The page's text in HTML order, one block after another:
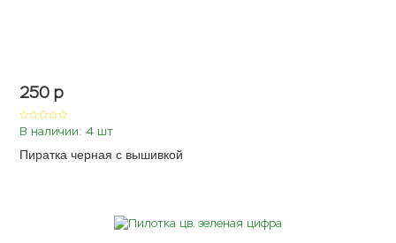
250 p
В наличии: 4 шт
Пиратка черная с вышивкой